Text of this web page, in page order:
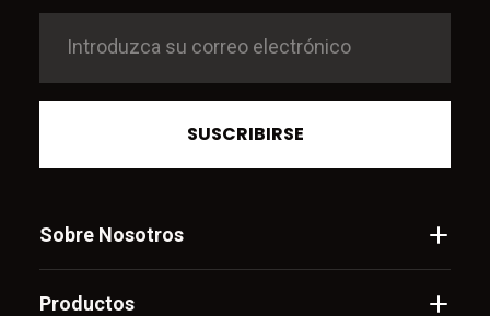
SUSCRIBIRSE
Sobre Nosotros
Productos